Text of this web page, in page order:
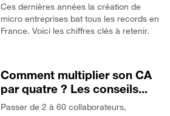
Ces dernières années la création de
micro entreprises bat tous les records en
France. Voici les chiffres clés à retenir.
Comment multiplier son CA
par quatre ? Les conseils...
Passer de 2 à 60 collaborateurs,